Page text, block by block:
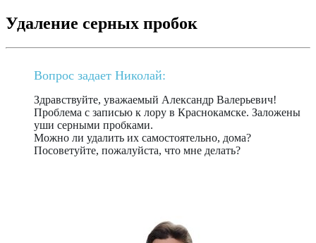
Удаление серных пробок
Вопрос задает Николай:
Здравствуйте, уважаемый Александр Валерьевич!
Проблема с записью к лору в Краснокамске. Заложены
уши серными пробками.
Можно ли удалить их самостоятельно, дома?
Посоветуйте, пожалуйста, что мне делать?